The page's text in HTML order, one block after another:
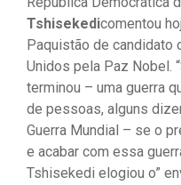
Tshisekedicomentou
Paquistão de candidato
Unidos pela Paz Nobel.
terminou – uma guerra
de pessoas, alguns
Guerra Mundial – se o
e acabar com essa
Tshisekedi elogiou o”